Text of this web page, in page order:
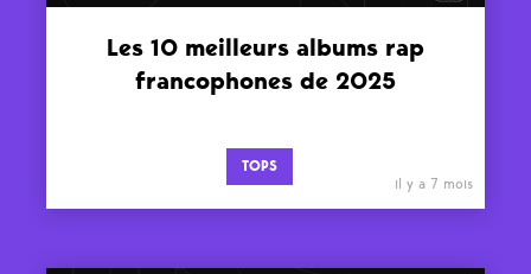
Les 10 meilleurs albums rap
francophones de 2025
TOPS
il y a 7 mois